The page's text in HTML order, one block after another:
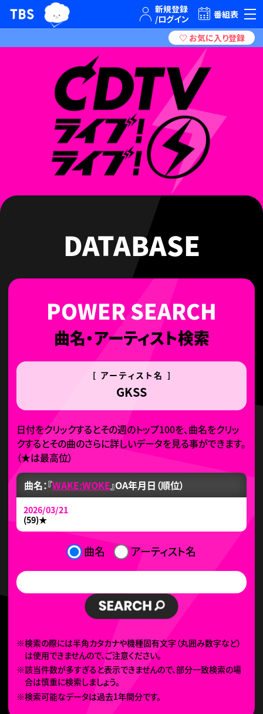
TBSテレビ｜ときめくときを。 番組表
DATABASE
曲名・アーティスト検索
[ アーティスト名 ]
GKSS
日付をクリックするとその週のトップ100を、曲名をクリッ
クするとその曲のさらに詳しいデータを見る事ができます。
（★は最高位）
曲名：『WAKE:WOKE』OA年月日（順位）
2026/03/21
(59)★
曲名 アーティスト名
※検索の際には半角カタカナや機種固有文字（丸囲み数字など）
は使用できませんので、ご注意ください。
※該当件数が多すぎると表示できませんので、部分一致検索の場
合は慎重に検索しましょう。
※検索可能なデータは過去1年間分です。